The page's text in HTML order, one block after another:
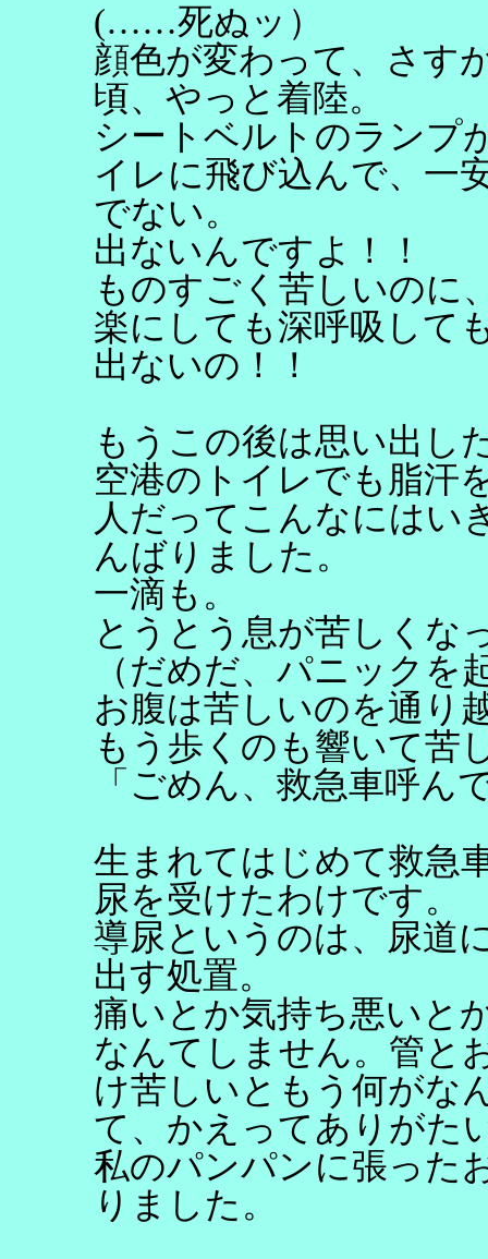
(……死ぬッ）
顔色が変わって、さす
頃、やっと着陸。
シートベルトのランプ
イレに飛び込んで、一
でない。
出ないんですよ！！
ものすごく苦しいのに
楽にしても深呼吸して
出ないの！！
もうこの後は思い出し
空港のトイレでも脂汗
人だってこんなにはい
んばりました。
一滴も。
とうとう息が苦しくな
（だめだ、パニックを
お腹は苦しいのを通り
もう歩くのも響いて苦
「ごめん、救急車呼ん
生まれてはじめて救急
尿を受けたわけです。
導尿というのは、尿道
出す処置。
痛いとか気持ち悪いと
なんてしません。管と
け苦しいともう何がな
て、かえってありがた
私のパンパンに張った
りました。